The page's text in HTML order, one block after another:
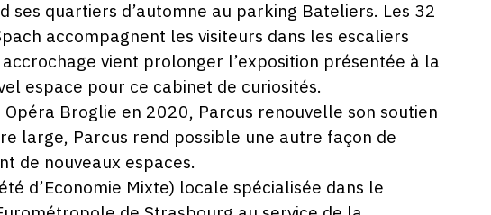
2021
-
SAMEDI
31
quartiers d’automne au parking Bateliers. Les 32
accompagnent les visiteurs dans les escaliers
vient prolonger l’exposition présentée à la
espace pour ce cabinet de curiosités.
Broglie en 2020, Parcus renouvelle son soutien
large, Parcus rend possible une autre façon de
de nouveaux espaces.
d’Economie Mixte) locale spécialisée dans le